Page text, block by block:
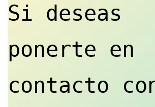
Si deseas
ponerte en
contacto